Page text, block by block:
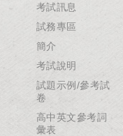
考試訊息
試務專區
簡介
考試說明
試題示例/參考試
卷
高中英文參考詞
彙表